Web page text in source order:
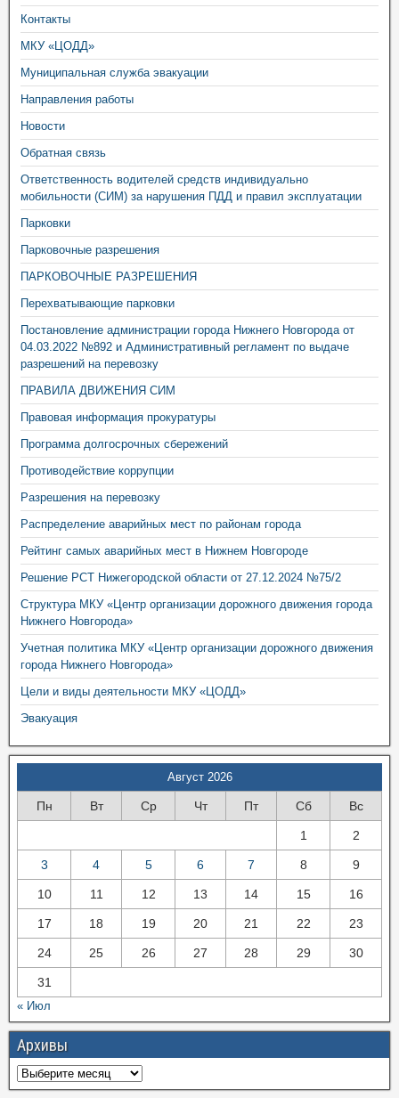
Контакты
МКУ «ЦОДД»
Муниципальная служба эвакуации
Направления работы
Новости
Обратная связь
Ответственность водителей средств индивидуально
мобильности (СИМ) за нарушения ПДД и правил эксплуатации
Парковки
Парковочные разрешения
ПАРКОВОЧНЫЕ РАЗРЕШЕНИЯ
Перехватывающие парковки
Постановление администрации города Нижнего Новгорода от
04.03.2022 №892 и Административный регламент по выдаче
разрешений на перевозку
ПРАВИЛА ДВИЖЕНИЯ СИМ
Правовая информация прокуратуры
Программа долгосрочных сбережений
Противодействие коррупции
Разрешения на перевозку
Распределение аварийных мест по районам города
Рейтинг самых аварийных мест в Нижнем Новгороде
Решение РСТ Нижегородской области от 27.12.2024 №75/2
Структура МКУ «Центр организации дорожного движения города
Нижнего Новгорода»
Учетная политика МКУ «Центр организации дорожного движения
города Нижнего Новгорода»
Цели и виды деятельности МКУ «ЦОДД»
Эвакуация
Август 2026
Пн Вт Ср Чт Пт Сб Вс
1 2
3 4 5 6 7 8 9
10 11 12 13 14 15 16
17 18 19 20 21 22 23
24 25 26 27 28 29 30
31
« Июл
Архивы